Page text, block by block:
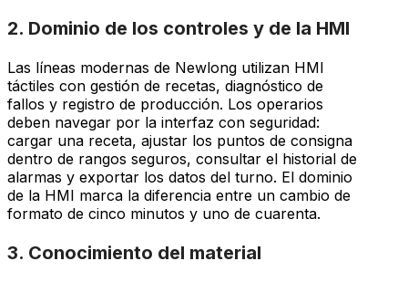
2. Dominio de los controles y de la HMI
Las líneas modernas de Newlong utilizan HMI
táctiles con gestión de recetas, diagnóstico de
fallos y registro de producción. Los operarios
deben navegar por la interfaz con seguridad:
cargar una receta, ajustar los puntos de consigna
dentro de rangos seguros, consultar el historial de
alarmas y exportar los datos del turno. El dominio
de la HMI marca la diferencia entre un cambio de
formato de cinco minutos y uno de cuarenta.
3. Conocimiento del material